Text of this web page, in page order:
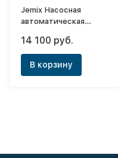
Jemix Насосная
автоматическая
14 100 руб.
В корзину